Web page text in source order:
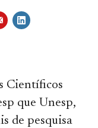
Científicos
que Unesp,
de pesquisa